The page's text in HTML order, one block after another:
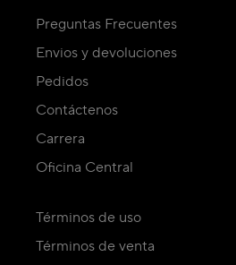
Preguntas Frecuentes
Envios y devoluciones
Pedidos
Contáctenos
Carrera
Oficina Central
Términos de uso
Términos de venta